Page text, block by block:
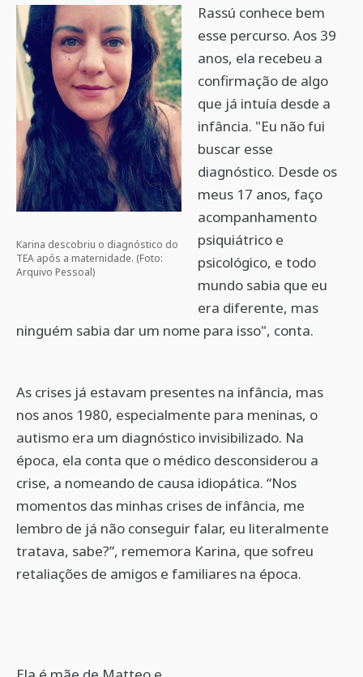
Karina descobriu o diagnóstico do
TEA após a maternidade. (Foto:
Arquivo Pessoal)
Rassú conhece bem
esse percurso. Aos 39
anos, ela recebeu a
confirmação de algo
que já intuía desde a
infância. "Eu não fui
buscar esse
diagnóstico. Desde os
meus 17 anos, faço
acompanhamento
psiquiátrico e
psicológico, e todo
mundo sabia que eu
era diferente, mas
ninguém sabia dar um nome para isso", conta.
As crises já estavam presentes na infância, mas
nos anos 1980, especialmente para meninas, o
autismo era um diagnóstico invisibilizado. Na
época, ela conta que o médico desconsiderou a
crise, a nomeando de causa idiopática. “Nos
momentos das minhas crises de infância, me
lembro de já não conseguir falar, eu literalmente
tratava, sabe?”, rememora Karina, que sofreu
retaliações de amigos e familiares na época.